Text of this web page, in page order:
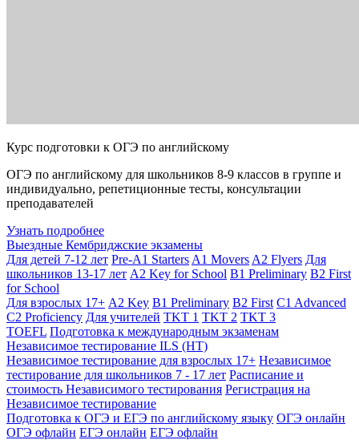
Курс подготовки к ОГЭ по английскому
ОГЭ по английскому для школьников 8-9 классов в группе и
индивидуально, репетиционные тесты, консультации
преподавателей
Узнать подробнее
Выездные Кембриджские экзамены
Для детей 7-12 лет Pre-A1 Starters A1 Movers A2 Flyers Для
школьников 13-17 лет A2 Key for School B1 Preliminary B2 First
for School
Для взрослых 17+ A2 Key B1 Preliminary B2 First C1 Advanced
C2 Proficiency Для учителей TKT 1 TKT 2 TKT 3
TOEFL Подготовка к международным экзаменам
Независимое тестирование ILS (НТ)
Независимое тестирование для взрослых 17+ Независимое
тестирование для школьников 7 - 17 лет Расписание и
стоимость Независимого тестирования Регистрация на
Независимое тестирование
Подготовка к ОГЭ и ЕГЭ по английскому языку ОГЭ онлайн
ОГЭ офлайн ЕГЭ онлайн ЕГЭ офлайн